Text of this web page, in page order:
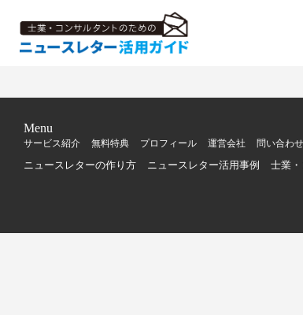
Menu
サービス紹介 無料特典 プロフィール 運営会社 問い合わせ
ニュースレターの作り方 ニュースレター活用事例 士業